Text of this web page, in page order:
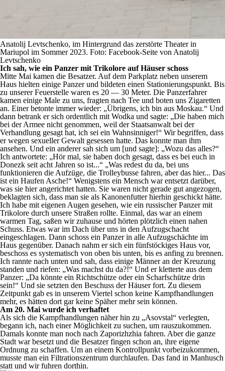
Anatolij Levtschenko, im Hintergrund das zerstörte Theater in
Mariupol im Sommer 2023. Foto: Facebook-Seite von Anatolij
Levtschenko
Ich sah, wie ein Panzer mit Trikolore auf Häuser schoss
Mitte Mai kamen die Besatzer. Auf dem Parkplatz neben unserem
Haus hielten einige Panzer und bildeten einen Stationierungspunkt. Bis
zu unserer Feuerstelle waren es 20 — 30 Meter. Die Panzerfahrer
kamen einige Male zu uns, fragten nach Tee und boten uns Zigaretten
an. Einer betonte immer wieder: „Übrigens, ich bin aus Moskau.“ Und
dann betrank er sich ordentlich mit Wodka und sagte: „Die haben mich
bei der Armee nicht genommen, weil der Staatsanwalt bei der
Verhandlung gesagt hat, ich sei ein Wahnsinniger!“ Wir begriffen, dass
er wegen sexueller Gewalt gesessen hatte. Das konnte man ihm
ansehen. Und ein anderer sah sich um [und sagte]: „Wozu das alles?“
Ich antwortete: „Hör mal, sie haben doch gesagt, dass es bei euch in
Donezk seit acht Jahren so ist...“ „Was redest du da, bei uns
funktionieren die Aufzüge, die Trolleybusse fahren, aber das hier... Das
ist ein Haufen Asche!“ Wenigstens ein Mensch war entsetzt darüber,
was sie hier angerichtet hatten. Sie waren nicht gerade gut angezogen,
beklagten sich, dass man sie als Kanonenfutter hierhin geschickt hätte.
Ich habe mit eigenen Augen gesehen, wie ein russischer Panzer mit
Trikolore durch unsere Straßen rollte. Einmal, das war an einem
warmen Tag, saßen wir zuhause und hörten plötzlich einen nahen
Schuss. Etwas war im Dach über uns in den Aufzugschacht
eingeschlagen. Dann schoss ein Panzer in alle Aufzugschächte im
Haus gegenüber. Danach nahm er sich ein fünfstöckiges Haus vor,
beschoss es systematisch von oben bis unten, bis es anfing zu brennen.
Ich rannte nach unten und sah, dass einige Männer an der Kreuzung
standen und riefen: „Was machst du da?!“ Und er kletterte aus dem
Panzer: „Da könnte ein Richtschütze oder ein Scharfschütze drin
sein!“ Und sie setzten den Beschuss der Häuser fort. Zu diesem
Zeitpunkt gab es in unserem Viertel schon keine Kampfhandlungen
mehr, es hätten dort gar keine Späher mehr sein können.
Am 20. Mai wurde ich verhaftet
Als sich die Kampfhandlungen näher hin zu „Asovstal“ verlegten,
begann ich, nach einer Möglichkeit zu suchen, um rauszukommen.
Damals konnte man noch nach Zaporizhzhia fahren. Aber die ganze
Stadt war besetzt und die Besatzer fingen schon an, ihre eigene
Ordnung zu schaffen. Um an einem Kontrollpunkt vorbeizukommen,
musste man ein Filtrationszentrum durchlaufen. Das fand in Manhusch
statt und wir fuhren dorthin.